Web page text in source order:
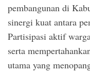
pembangunan di
sinergi kuat antara
Partisipasi aktif
serta
utama yang